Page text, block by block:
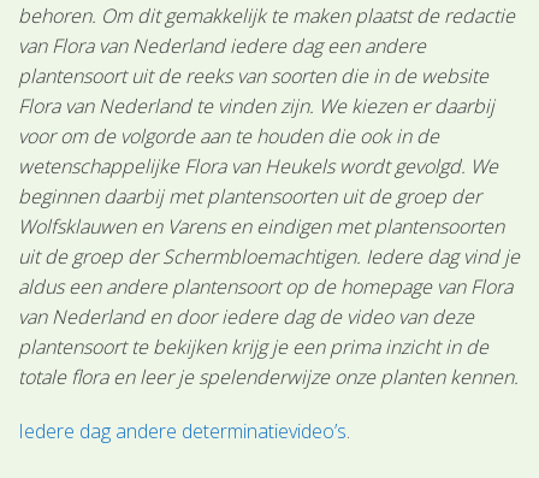
behoren. Om dit gemakkelijk te maken plaatst de redactie
van Flora van Nederland iedere dag een andere
plantensoort uit de reeks van soorten die in de website
Flora van Nederland te vinden zijn. We kiezen er daarbij
voor om de volgorde aan te houden die ook in de
wetenschappelijke Flora van Heukels wordt gevolgd. We
beginnen daarbij met plantensoorten uit de groep der
Wolfsklauwen en Varens en eindigen met plantensoorten
uit de groep der Schermbloemachtigen. Iedere dag vind je
aldus een andere plantensoort op de homepage van Flora
van Nederland en door iedere dag de video van deze
plantensoort te bekijken krijg je een prima inzicht in de
totale flora en leer je spelenderwijze onze planten kennen.
Iedere dag andere determinatievideo’s.